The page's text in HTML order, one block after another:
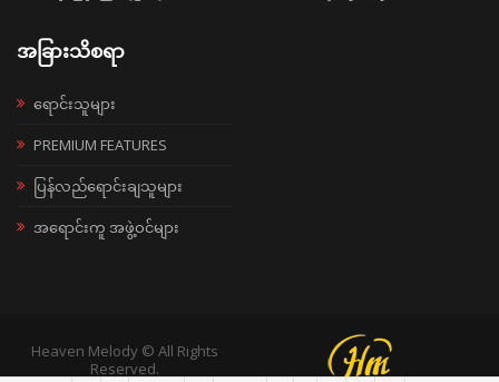
အခြားသိစရာ
ရောင်းသူများ
PREMIUM FEATURES
ပြန်လည်ရောင်းချသူများ
အရောင်းကူ အဖွဲ့ဝင်များ
Heaven Melody © All Rights
Reserved.